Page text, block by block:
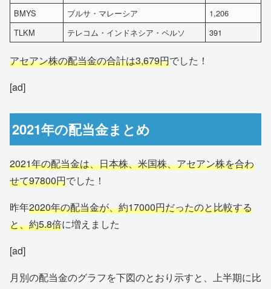
BMYS
ブルサ・マレーシア
1,206
TLKM
テレコム・インドネシア・ペルソ 391
アセアン株の配当金の合計は3,679円でした！
[ad]
2021年の配当金まとめ
2021年の配当金は、日本株、米国株、アセアン株を合わ
せて97800円でした！
昨年2020年の配当金が、約17000円だったのと比較する
と、約5.8倍に増えました
[ad]
月別の配当金のグラフを下図のとおり示すと、上半期に比